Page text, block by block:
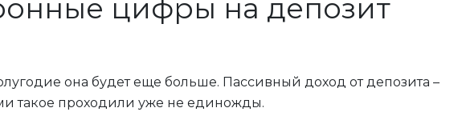
цифры на депозит
она будет еще больше. Пассивный доход от депозита –
такое проходили уже не единожды.